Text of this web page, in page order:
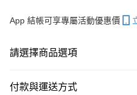
App 結帳可享專屬活動優惠價
請選擇商品選項
付款與運送方式